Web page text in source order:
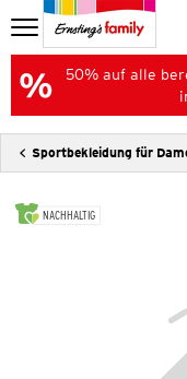
50% auf alle
Sportbekleidung für
NACHHALTIG